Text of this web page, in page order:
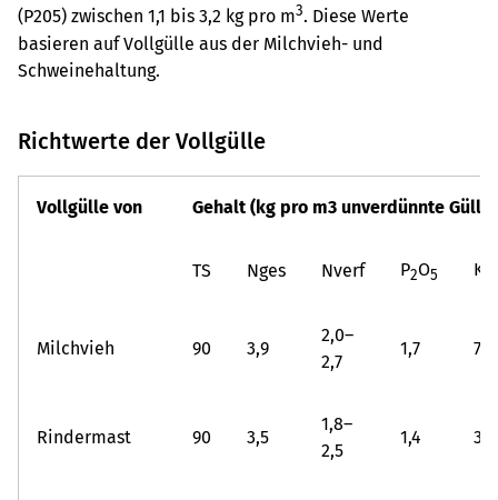
(P205) zwischen 1,1 bis 3,2 kg pro m3. Diese Werte
basieren auf Vollgülle aus der Milchvieh- und
Schweinehaltung.
Richtwerte der Vollgülle
Vollgülle von Gehalt (kg pro m3 unverdünnte Gülle)
TS Nges Nverf P2O5 K
Milchvieh 90 3,9
2,0–
2,7
1,7 7,5
Rindermast 90 3,5
1,8–
2,5
1,4 3,4